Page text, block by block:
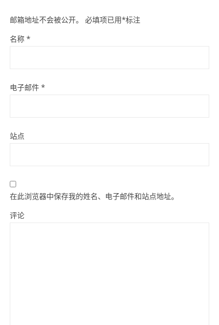
邮箱地址不会被公开。 必填项已用*标注
名称 *
电子邮件 *
站点
在此浏览器中保存我的姓名、电子邮件和站点地址。
评论